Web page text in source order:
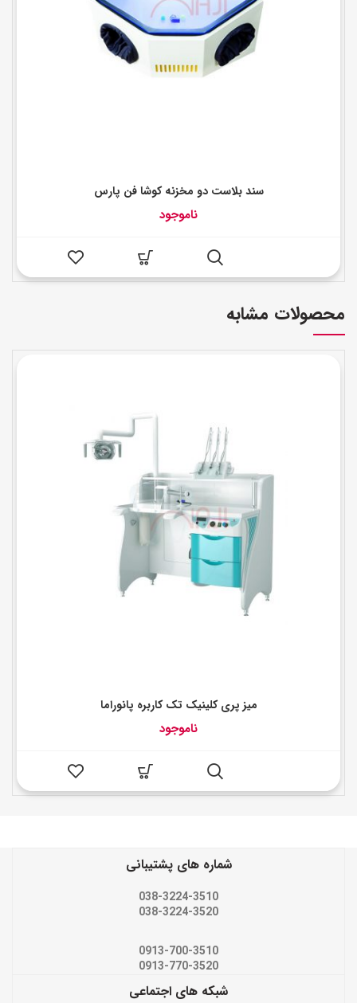
سند بلاست دو مخزنه کوشا فن پارس
ناموجود
محصولات مشابه
میز پری کلینیک تک کاربره پانوراما
ناموجود
شماره های پشتیبانی
038-3224-3510
038-3224-3520
0913-700-3510
0913-770-3520
شبکه های اجتماعی